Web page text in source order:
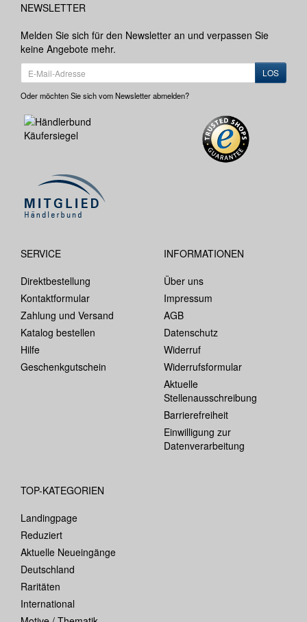
NEWSLETTER
Melden Sie sich für den Newsletter an und verpassen Sie
keine Angebote mehr.
LOS
Oder möchten Sie sich vom Newsletter abmelden?
SERVICE
Direktbestellung
Kontaktformular
Zahlung und Versand
Katalog bestellen
Hilfe
Geschenkgutschein
INFORMATIONEN
Über uns
Impressum
AGB
Datenschutz
Widerruf
Widerrufsformular
Aktuelle
Stellenausschreibung
Barrierefreiheit
Einwilligung zur
Datenverarbeitung
TOP-KATEGORIEN
Landingpage
Reduziert
Aktuelle Neueingänge
Deutschland
Raritäten
International